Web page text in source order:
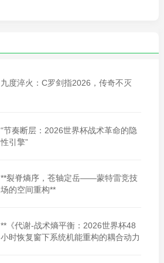
九度淬火：C罗剑指2026，传奇不灭
“节奏断层：2026世界杯战术革命的隐
性引擎”
**裂脊熵序，苍轴定岳——蒙特雷竞技
场的空间重构**
**《代谢-战术熵平衡：2026世界杯48
小时恢复窗下系统机能重构的耦合动力